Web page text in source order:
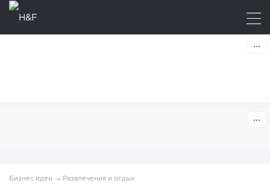
Бизнес идеи → Развлечения и отдых